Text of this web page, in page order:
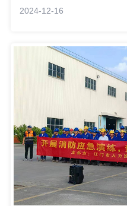
了解社會公眾對本項目建設
2024-12-16